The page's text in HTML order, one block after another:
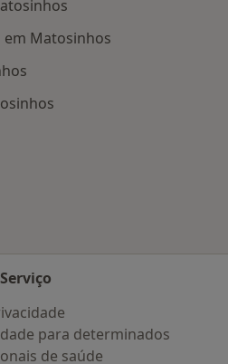
em Matosinhos
Serviço
para determinados
de saúde